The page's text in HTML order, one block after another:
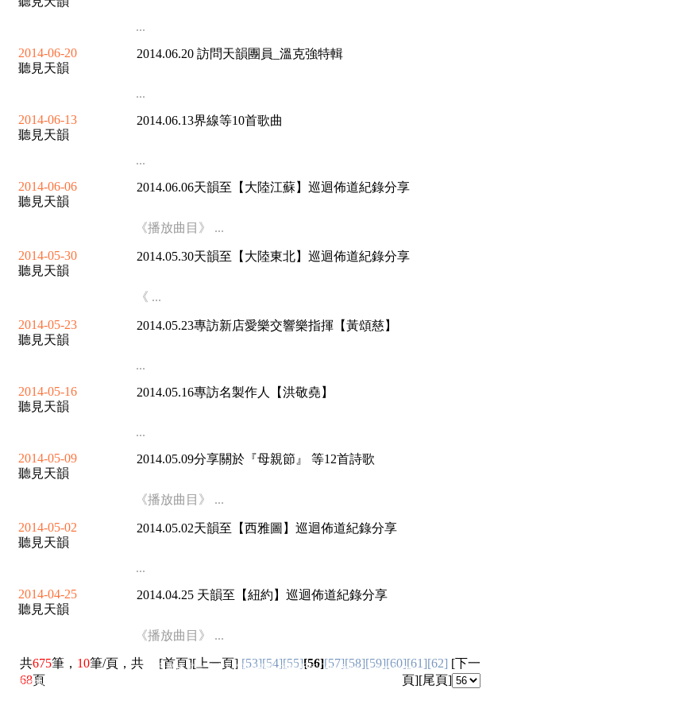
...
2014-06-20
聽見天韻
2014.06.20 訪問天韻團員_溫克強特輯
...
2014-06-13
聽見天韻
2014.06.13界線等10首歌曲
...
2014-06-06
聽見天韻
2014.06.06天韻至【大陸江蘇】巡迴佈道紀錄分享
《播放曲目》 ...
2014-05-30
聽見天韻
2014.05.30天韻至【大陸東北】巡迴佈道紀錄分享
《 ...
2014-05-23
聽見天韻
2014.05.23專訪新店愛樂交響樂指揮【黃頌慈】
...
2014-05-16
聽見天韻
2014.05.16專訪名製作人【洪敬堯】
...
2014-05-09
聽見天韻
2014.05.09分享關於『母親節』 等12首詩歌
《播放曲目》 ...
2014-05-02
聽見天韻
2014.05.02天韻至【西雅圖】巡迴佈道紀錄分享
...
2014-04-25
聽見天韻
2014.04.25 天韻至【紐約】巡迴佈道紀錄分享
《播放曲目》 ...
共675筆， 10筆/頁，共
68頁
[首頁][上一頁] [53][54][55][56][57][58][59][60][61][62] [下一
頁][尾頁]
佳音電台地址：
佳音廣播電台 台北FM90.9製作 版權所有 Copyright(c) Good News